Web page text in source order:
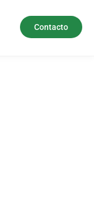
Contacto